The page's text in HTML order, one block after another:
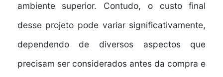
ambiente superior. Contudo, o custo final
desse projeto pode variar significativamente,
dependendo de diversos aspectos que
precisam ser considerados antes da compra e